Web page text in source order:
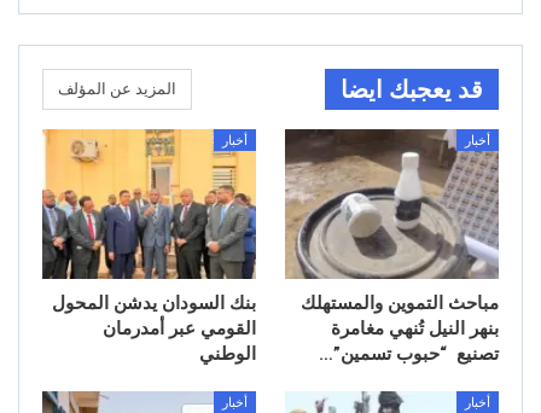
قد يعجبك ايضا المزيد عن المؤلف
أخبار
مباحث التموين والمستهلك
بنهر النيل تُنهي مغامرة
تصنيع “حبوب تسمين”…
أخبار
بنك السودان يدشن المحول
القومي عبر أمدرمان
الوطني
أخبار أخبار